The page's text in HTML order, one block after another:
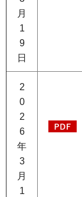
月
1
9
日
2
0
2
6
年
3
月
1